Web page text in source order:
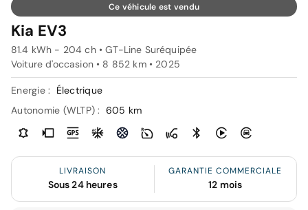
Ce véhicule est vendu
Kia EV3
81.4 kWh - 204 ch • GT-Line Suréquipée
Voiture d'occasion • 8 852 km • 2025
Energie :
Électrique
Autonomie (WLTP) : 605 km
LIVRAISON
Sous 24 heures
GARANTIE COMMERCIALE
12 mois